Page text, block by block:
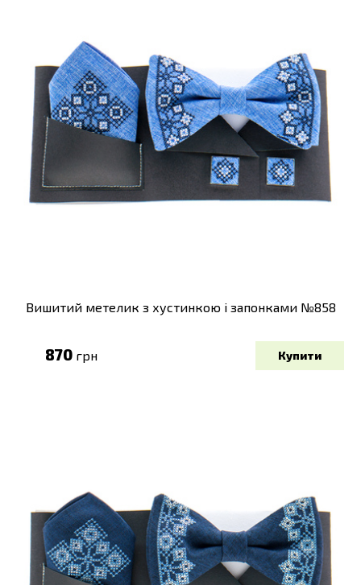
Вишитий метелик з хустинкою і запонками №858
870 грн